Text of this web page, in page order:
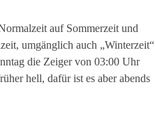
auf Sommerzeit und
umgänglich auch „Winterzeit“
die Zeiger von 03:00 Uhr
hell, dafür ist es aber abends